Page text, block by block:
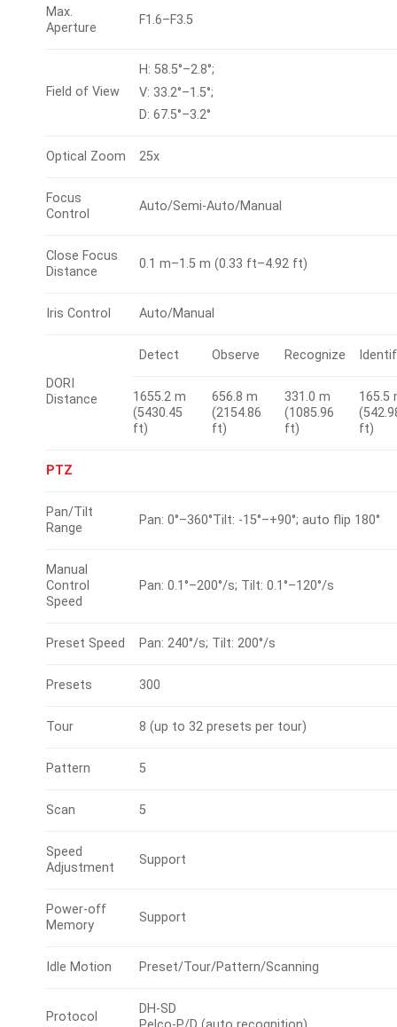
Max.
Aperture
F1.6–F3.5
Field of View
H: 58.5°–2.8°;
V: 33.2°–1.5°;
D: 67.5°–3.2°
Optical Zoom 25x
Focus
Control
Auto/Semi-Auto/Manual
Close Focus
Distance
0.1 m–1.5 m (0.33 ft–4.92 ft)
Iris Control Auto/Manual
DORI
Distance
Detect Observe Recognize
1655.2 m
(5430.45
ft)
656.8 m
(2154.86
ft)
331.0 m
(1085.96
ft)
165.5
ft)
PTZ
Pan/Tilt
Range
Pan: 0°–360°Tilt: -15°–+90°; auto flip 180°
Manual
Control
Speed
Pan: 0.1°–200°/s; Tilt: 0.1°–120°/s
Preset Speed Pan: 240°/s; Tilt: 200°/s
Presets 300
Tour 8 (up to 32 presets per tour)
Pattern 5
Scan 5
Speed
Adjustment
Support
Power-off
Memory
Support
Idle Motion Preset/Tour/Pattern/Scanning
Protocol
DH-SD